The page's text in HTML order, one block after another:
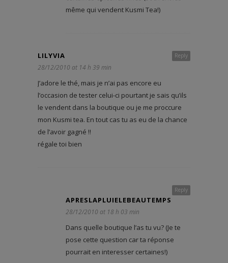
même qui vendent Kusmi Tea!)
Reply
LILYVIA
28/12/2010 at 14 h 39 min
J’adore le thé, mais je n’ai pas encore eu
l’occasion de tester celui-ci pourtant je sais qu’ils
le vendent dans la boutique ou je me proccure
mon Kusmi tea. En tout cas tu as eu de la chance
de l’avoir gagné !!
régale toi bien
Reply
APRESLAPLUIELEBEAUTEMPS
28/12/2010 at 18 h 03 min
Dans quelle boutique l’as tu vu? (Je te
pose cette question car ta réponse
pourrait en interesser certaines!)